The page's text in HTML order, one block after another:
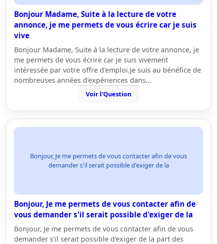
Bonjour Madame, Suite à la lecture de votre
annonce, je me permets de vous écrire car je suis
vive
Bonjour Madame, Suite à la lecture de votre annonce, je
me permets de vous écrire car je suis vivement
intéressée par votre offre d'emploi.Je suis au bénéfice de
nombreuses années d'expériences dans…
Voir l'Question
Bonjour, Je me permets de vous contacter afin de vous
demander s'il serait possible d'exiger de la
Bonjour, Je me permets de vous contacter afin de
vous demander s'il serait possible d'exiger de la
Bonjour, Je me permets de vous contacter afin de vous
demander s'il serait possible d'exiger de la part des